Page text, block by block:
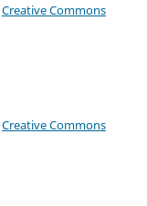
Creative Commons
Creative Commons